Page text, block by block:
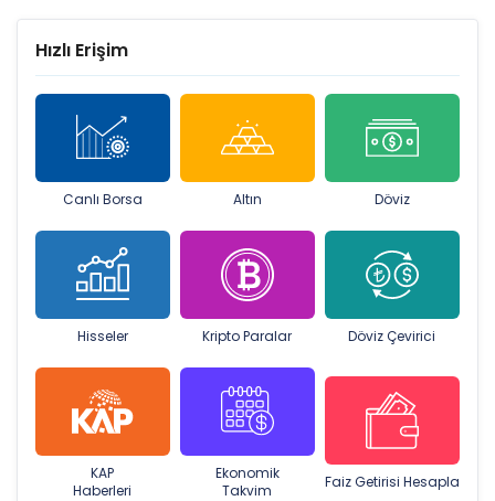
Hızlı Erişim
Canlı Borsa Altın Döviz
Hisseler Kripto Paralar Döviz Çevirici
KAP
Haberleri
Ekonomik
Takvim
Faiz Getirisi Hesapla